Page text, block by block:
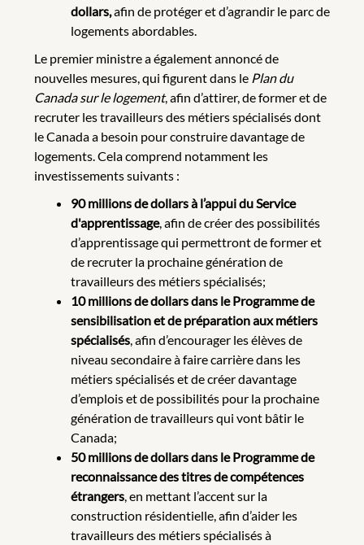
dollars,afin de protéger et d’agrandir le parc de
logements abordables.
Le premier ministre a également annoncé de
nouvelles mesures, qui figurent dans le Plan du
Canada sur le logement, afin d’attirer, de former et de
recruter les travailleurs des métiers spécialisés dont
le Canada a besoin pour construire davantage de
logements. Cela comprend notamment les
investissements suivants :
90 millions de dollars à l’appui du Service
d'apprentissage, afin de créer des possibilités
d’apprentissage qui permettront de former et
de recruter la prochaine génération de
travailleurs des métiers spécialisés;
10 millions de dollars dans le Programme de
sensibilisation et de préparation aux métiers
spécialisés, afin d’encourager les élèves de
niveau secondaire à faire carrière dans les
métiers spécialisés et de créer davantage
d’emplois et de possibilités pour la prochaine
génération de travailleurs qui vont bâtir le
Canada;
50 millions de dollars dans le Programme de
reconnaissance des titres de compétences
étrangers, en mettant l’accent sur la
construction résidentielle, afin d’aider les
travailleurs des métiers spécialisés à